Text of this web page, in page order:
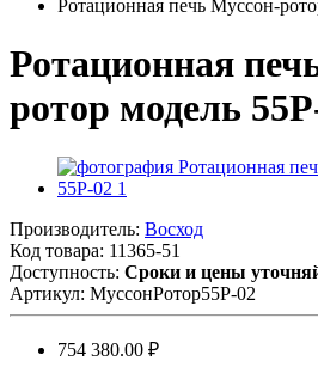
Ротационная печь Муссон-
Ротационная
ротор модель
Производитель: Восход
Код товара: 11365-51
Доступность: Сроки и цены
Артикул: МуссонРотор55Р-02
754 380.00 ₽